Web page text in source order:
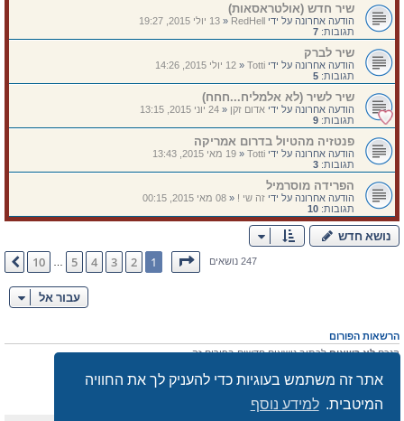
אתר זה משתמש בעוגיות כדי להעניק לך את החוויה
המיטבית. למידע נוסף
שיר חדש (אולטראסאות)
הודעה אחרונה על ידי RedHell
«13 יולי 2015, 19:27
תגובות: 7
שיר לברק
הודעה אחרונה על ידי Totti
«12 יולי 2015, 14:26
תגובות: 5
שיר לשיר (לא אלמליח...חחח)
הודעה אחרונה על ידי אדום זקן«24 יוני 2015, 13:15
תגובות: 9
פנטזיה מהטיול בדרום אמריקה
הודעה אחרונה על ידי Totti
«19 מאי 2015, 13:43
תגובות: 3
הפרידה מוסרמיל
הודעה אחרונה על ידי זה שי ! «08 מאי 2015, 00:15
תגובות: 10
נושא חדש
247 נושאיםדף1מתוך10
1
2
3
4
5
10 הבא
עבור אל
הרשאות הפורום
הנכםלא רשאיםלכתוב נושאים חדשים בפורום זה
הנכםלא רשאיםלערוך את ההודעות שלך בפורום זה
הנכםלא רשאיםלצרף קבצים בפורום זה